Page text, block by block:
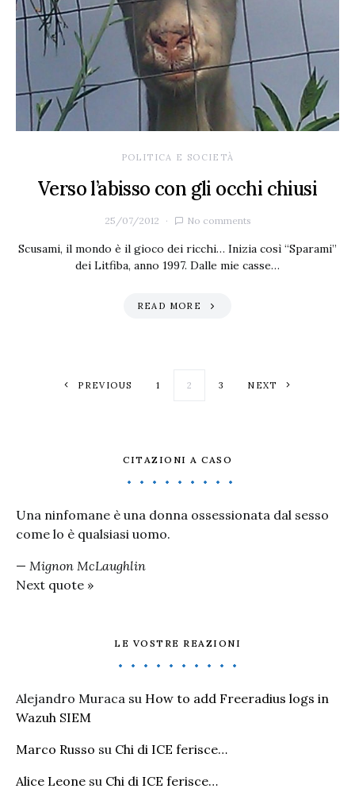
POLITICA E SOCIETÀ
Verso l’abisso con gli occhi chiusi
25/07/2012 No comments
Scusami, il mondo è il gioco dei ricchi… Inizia così “Sparami”
dei Litfiba, anno 1997. Dalle mie casse…
READ MORE
Paginazione
PREVIOUS 1 2 3 NEXT
CITAZIONI A CASO
Una ninfomane è una donna ossessionata dal sesso
come lo è qualsiasi uomo.
— Mignon McLaughlin
Next quote »
LE VOSTRE REAZIONI
Alejandro Muraca su How to add Freeradius logs in
Wazuh SIEM
Marco Russo su Chi di ICE ferisce…
Alice Leone su Chi di ICE ferisce…